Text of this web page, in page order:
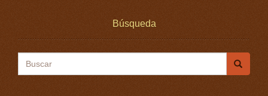
Búsqueda